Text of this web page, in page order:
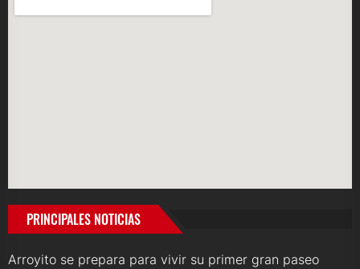
PRINCIPALES NOTICIAS
Arroyito se prepara para vivir su primer gran paseo